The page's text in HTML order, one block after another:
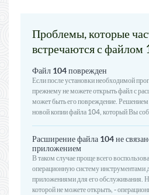
Проблемы, которые
встречаются с файлом
Файл 104 поврежден
Если после установки необходимой
прежнему не можете открыть файл с
может быть его повреждение.
новой копии файла 104, который Вы
Расширение файла 104 не
приложением
В таком случае проще всего
операционную систему инструментами
приложениями для его обслуживания.
которой не можете открыть, -